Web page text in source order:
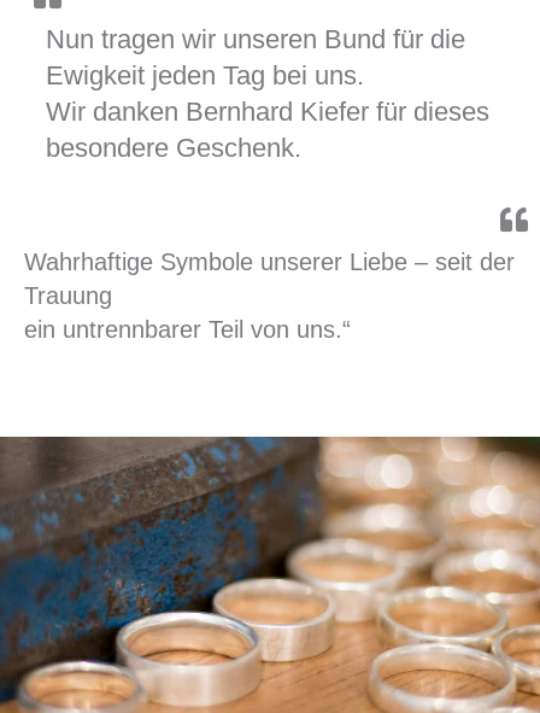
Nun tragen wir unseren Bund für die
Ewigkeit jeden Tag bei uns.
Wir danken Bernhard Kiefer für dieses
besondere Geschenk.
Wahrhaftige Symbole unserer Liebe – seit der
Trauung
ein untrennbarer Teil von uns.“